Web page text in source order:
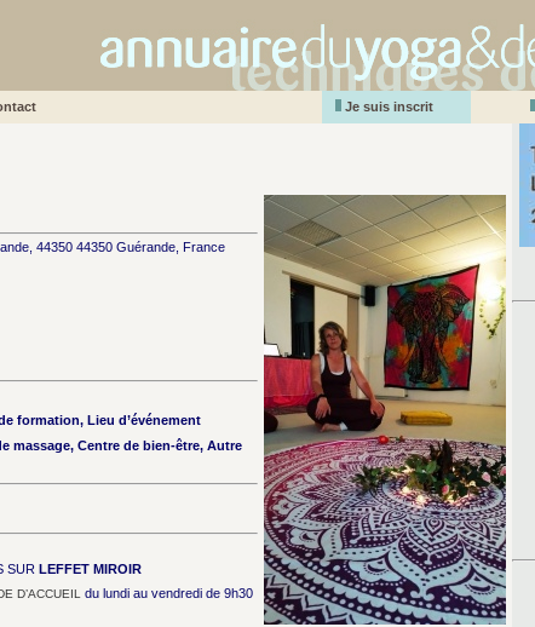
Je suis inscrit
44350 44350 Guérande, France
formation, Lieu d’événement
massage, Centre de bien-être, Autre
SUR LEFFET MIROIR
D’ACCUEIL
du lundi au vendredi de 9h30